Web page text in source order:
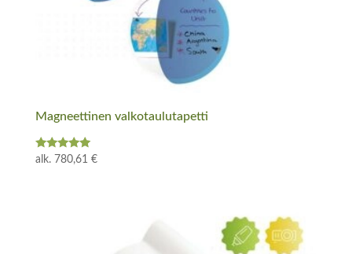
Magneettinen valkotaulutapetti
Arvostelu
alk. 780,61 €